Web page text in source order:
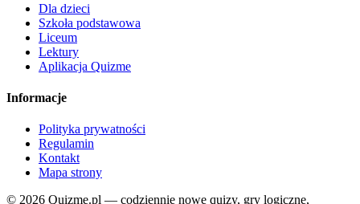
Dla dzieci
Szkoła podstawowa
Liceum
Lektury
Aplikacja Quizme
Informacje
Polityka prywatności
Regulamin
Kontakt
Mapa strony
© 2026 Quizme.pl — codziennie nowe quizy, gry logiczne,